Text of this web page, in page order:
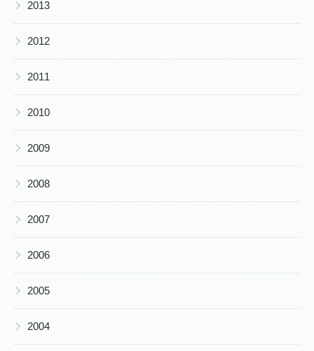
2013
▶ 2012
▶ 2011
▶ 2010
▶ 2009
▶ 2008
▶ 2007
▶ 2006
▶ 2005
▶ 2004